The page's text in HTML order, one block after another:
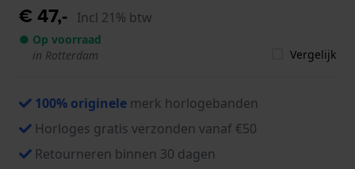
€ 47,- Incl 21% btw
● Op voorraad
in Rotterdam
Vergelijk
100% originele merk horlogebanden
Horloges gratis verzonden vanaf €50
Retourneren binnen 30 dagen